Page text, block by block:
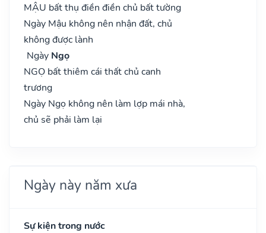
MẬU bất thụ điền điền chủ bất tường
Ngày Mậu không nên nhận đất, chủ
không được lành
Ngày Ngọ
NGỌ bất thiêm cái thất chủ canh
trương
Ngày Ngọ không nên làm lợp mái nhà,
chủ sẽ phải làm lại
Ngày này năm xưa
Sự kiện trong nước